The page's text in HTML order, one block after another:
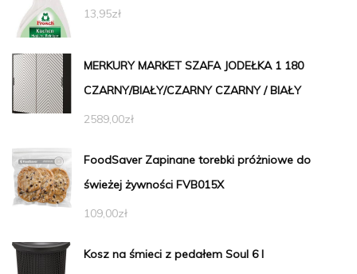
13,95zł
MERKURY MARKET SZAFA JODEŁKA 1 180
CZARNY/BIAŁY/CZARNY CZARNY / BIAŁY
2589,00zł
FoodSaver Zapinane torebki próżniowe do
świeżej żywności FVB015X
109,00zł
Kosz na śmieci z pedałem Soul 6 l